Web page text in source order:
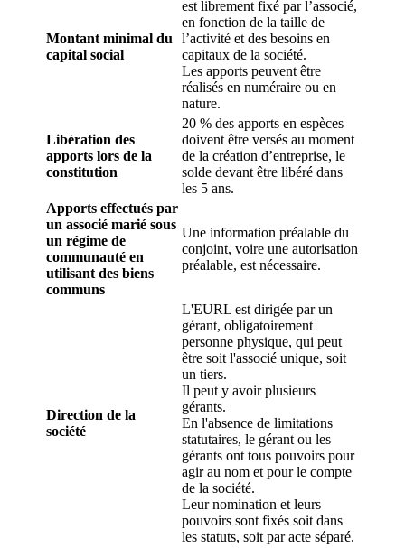
Montant minimal du
capital social
est librement fixé par l’associé,
en fonction de la taille de
l’activité et des besoins en
capitaux de la société.
Les apports peuvent être
réalisés en numéraire ou en
nature.
Libération des
apports lors de la
constitution
20 % des apports en espèces
doivent être versés au moment
de la création d’entreprise, le
solde devant être libéré dans
les 5 ans.
Apports effectués par
un associé marié sous
un régime de
communauté en
utilisant des biens
communs
Une information préalable du
conjoint, voire une autorisation
préalable, est nécessaire.
Direction de la
société
L'EURL est dirigée par un
gérant, obligatoirement
personne physique, qui peut
être soit l'associé unique, soit
un tiers.
Il peut y avoir plusieurs
gérants.
En l'absence de limitations
statutaires, le gérant ou les
gérants ont tous pouvoirs pour
agir au nom et pour le compte
de la société.
Leur nomination et leurs
pouvoirs sont fixés soit dans
les statuts, soit par acte séparé.